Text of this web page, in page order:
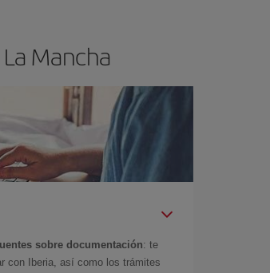
Mancha
sobre documentación: te
con Iberia, así como los trámites